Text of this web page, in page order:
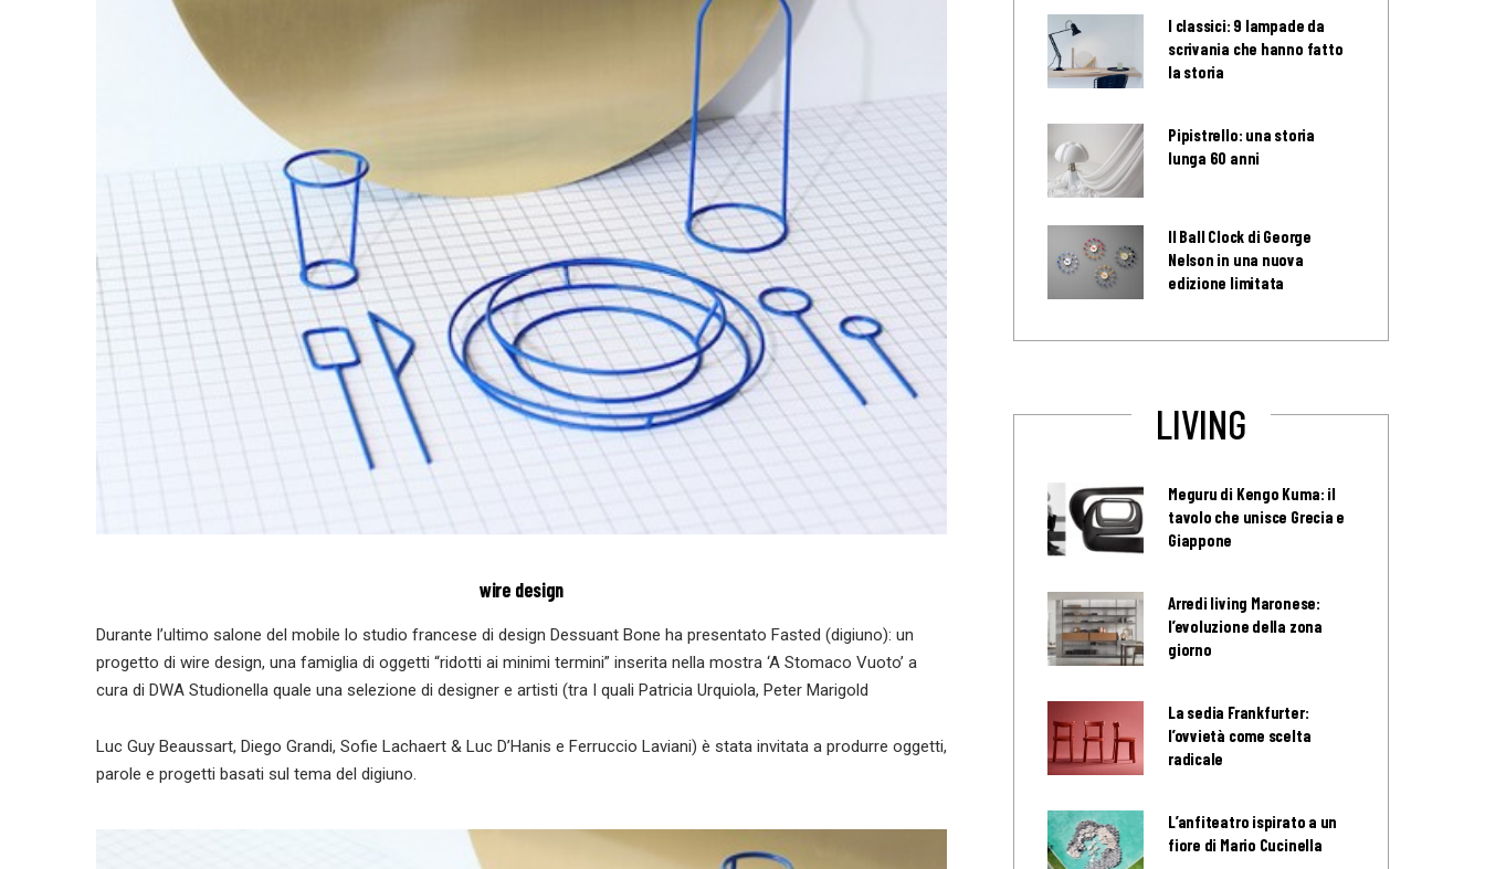
wire design
Durante l’ultimo salone del mobile lo studio francese di design Dessuant Bone ha presentato Fasted (digiuno): un
progetto di wire design, una famiglia di oggetti “ridotti ai minimi termini” inserita nella mostra ‘A Stomaco Vuoto’ a
cura di DWA Studionella quale una selezione di designer e artisti (tra I quali Patricia Urquiola, Peter Marigold
Luc Guy Beaussart, Diego Grandi, Sofie Lachaert & Luc D’Hanis e Ferruccio Laviani) è stata invitata a produrre oggetti,
parole e progetti basati sul tema del digiuno.
I classici: 9 lampade da
scrivania che hanno fatto
la storia
Pipistrello: una storia
lunga 60 anni
Il Ball Clock di George
Nelson in una nuova
edizione limitata
LIVING
Meguru di Kengo Kuma: il
tavolo che unisce Grecia e
Giappone
Arredi living Maronese:
l’evoluzione della zona
giorno
La sedia Frankfurter:
l’ovvietà come scelta
radicale
L’anfiteatro ispirato a un
fiore di Mario Cucinella